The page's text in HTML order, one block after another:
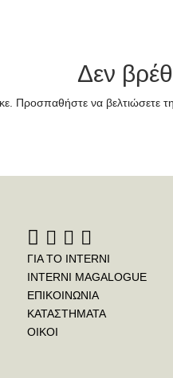
Δεν
Προσπαθήστε να βελτιώσετε
ΓΙΑ ΤΟ INTERNI
INTERNI MAGALOGUE
ΕΠΙΚΟΙΝΩΝΙΑ
ΚΑΤΑΣΤΗΜΑΤΑ
ΟΙΚΟΙ